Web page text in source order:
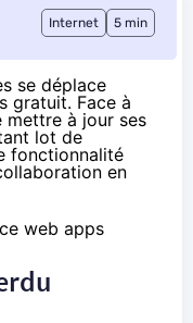
Internet 5 min
se déplace
gratuit. Face à
à jour ses
lot de
fonctionnalité
en